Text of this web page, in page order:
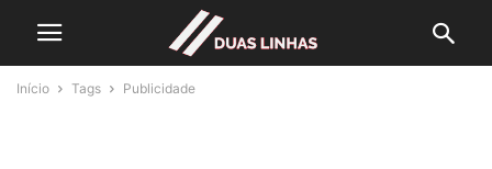
Início Tags Publicidade